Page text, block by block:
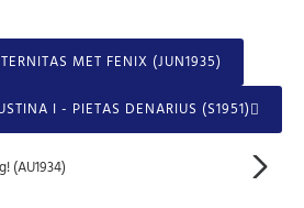
MET FENIX (JUN1935)
I - PIETAS DENARIUS (S1951)